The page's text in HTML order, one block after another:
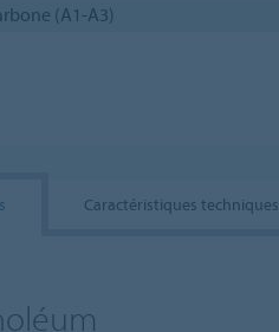
(A1-A3)
Caractéristiques techniques